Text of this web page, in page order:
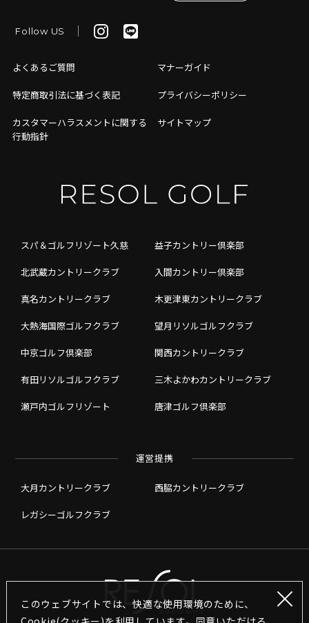
このウェブサイトでは、快適な使用環境のために、
Follow US
よくあるご質問 マナーガイド
特定商取引法に基づく表記 プライバシーポリシー
カスタマーハラスメントに関する
行動指針
サイトマップ
スパ＆ゴルフリゾート久慈 益子カントリー倶楽部
北武蔵カントリークラブ 入間カントリー倶楽部
真名カントリークラブ 木更津東カントリークラブ
大熱海国際ゴルフクラブ 望月リソルゴルフクラブ
中京ゴルフ倶楽部 関西カントリークラブ
有田リソルゴルフクラブ 三木よかわカントリークラブ
瀬戸内ゴルフリゾート 唐津ゴルフ倶楽部
運営提携
大月カントリークラブ 西脇カントリークラブ
レガシーゴルフクラブ